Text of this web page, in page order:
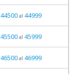
44500al 44999
45500al 45999
46500al 46999